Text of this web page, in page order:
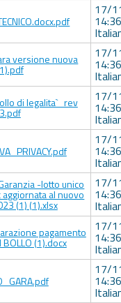
17/
versione nuova 17/
di legalita`_rev
3.pdf
17/
17/
-lotto unico
al nuovo
(1) (1).xlsx
17/
pagamento
BOLLO (1).docx
17/
17/